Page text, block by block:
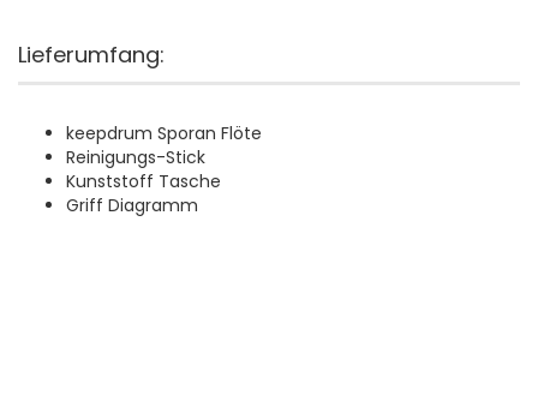
Lieferumfang:
keepdrum Sporan Flöte
Reinigungs-Stick
Kunststoff Tasche
Griff Diagramm